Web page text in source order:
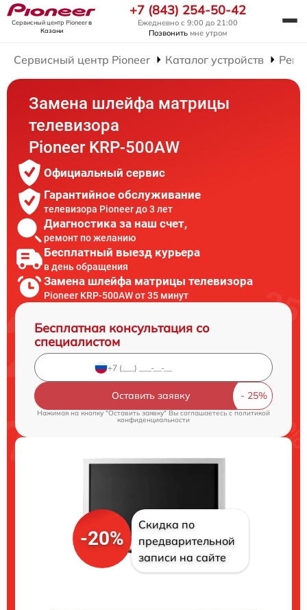
Сервисный центр Pioneerв
Казани
+7 (843) 254-50-42
Ежедневно с 9:00 до 21:00
Позвонить мне утром
Сервисный центр Pioneer Каталог устройств
Замена шлейфа матрицы
телевизора
Pioneer KRP-500AW
Официальный сервис
Гарантийное обслуживание
телевизора Pioneer до 3 лет
Диагностика за наш счет,
ремонт по желанию
Бесплатный выезд курьера
в день обращения
Замена шлейфа матрицы телевизора
Pioneer KRP-500AW от 35 минут
Бесплатная консультация со
специалистом
Оставить заявку
Нажимая на кнопку "Оставить заявку" Вы соглашаетесь cполитикой
конфиденциальности
-20%
Скидка по
предварительной
записи на сайте